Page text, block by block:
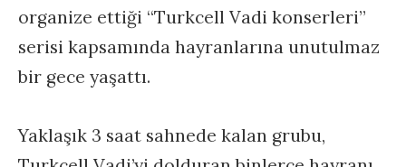
organize ettiği “Turkcell Vadi konserleri”
serisi kapsamında hayranlarına unutulmaz
bir gece yaşattı.
Yaklaşık 3 saat sahnede kalan grubu,